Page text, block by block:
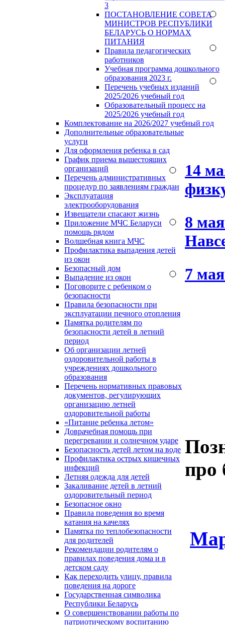
3
ПОСТАНОВЛЕНИЕ СОВЕТА
МИНИСТРОВ РЕСПУБЛИКИ
БЕЛАРУСЬ О НОРМАХ
ПИТАНИЯ
Правила педагогических
работников
Учебная программа дошкольного
образования 2023 г.
Перечень учебных изданий
2025/2026 учебный год
Образовательный процесс на
2025/2026 учебный год
Комплектование на 2026/2027 учебный год
Дополнительные образовательные
услуги
Для оформления ребенка в сад
График приема вышестоящих
организаций
Перечень административных
процедур по заявлениям граждан
Эксплуатация
электрооборудования
Извещатели спасают жизнь
Приложение МЧС Беларуси
помощь рядом
Волшебная книга МЧС
Профилактика выпадения детей
из окон
Безопасный дом
Выпадение из окон
Поговорите с ребенком о
безопасности
Правила безопасности при
эксплуатации печного отопления
Памятка родителям по
безопасности детей в летний
период
Об организации летней
оздоровительной работы в
учреждениях дошкольного
образования
Перечень нормативных правовых
документов, регулирующих
организацию летней
оздоровительной работы
«Питание ребенка летом»
Доврачебная помощь при
перегревании и солнечном ударе
Безопасность детей летом на воде
Профилактика острых кишечных
инфекций
Летняя одежда для детей
Закаливание детей в летний
оздоровительный период
Безопасное окно
Правила поведения во время
катания на качелях
Памятка по теплобезопасности
для родителей
Рекомендации родителям о
правилах поведения дома и в
детском саду
Как переходить улицу, правила
поведения на дороге
Государственная символика
Республики Беларусь
О совершенствовании работы по
патриотическому воспитанию
14
8
7
про